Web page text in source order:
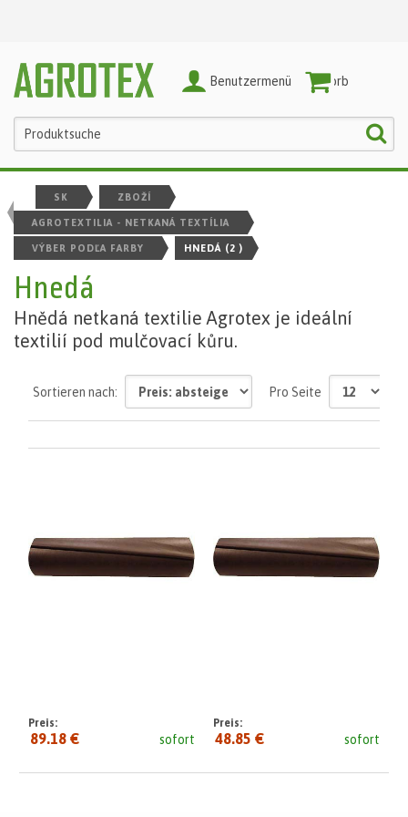
Warenkorb
Benutzermenü
SK ZBOŽÍ
AGROTEXTILIA - NETKANÁ TEXTÍLIA
VÝBER PODĽA FARBY HNEDÁ (2 )
Hnedá
Hnědá netkaná textilie Agrotex je ideální
textilií pod mulčovací kůru.
Sortieren nach: Pro Seite
sofort
Preis:
89.18 € sofort
Preis:
48.85 €